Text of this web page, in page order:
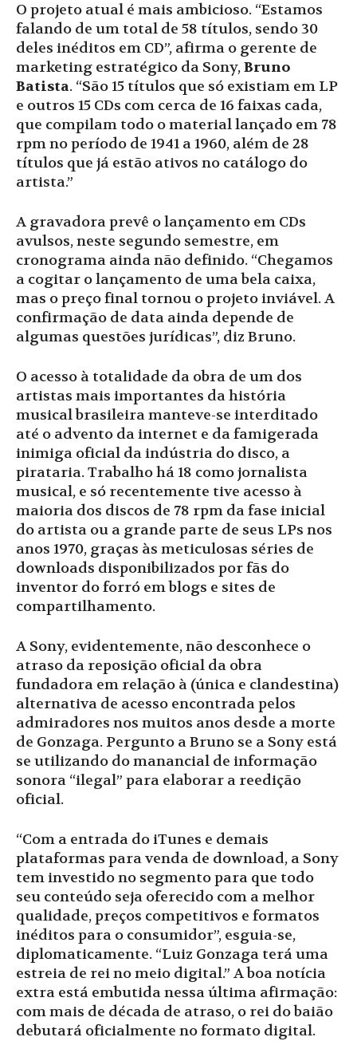
O projeto atual é mais ambicioso. “Estamos
falando de um total de 58 títulos, sendo 30
deles inéditos em CD”, afirma o gerente de
marketing estratégico da Sony,Bruno
Batista. “São 15 títulos que só existiam em LP
e outros 15 CDs com cerca de 16 faixas cada,
que compilam todo o material lançado em 78
rpm no período de 1941 a 1960, além de 28
títulos que já estão ativos no catálogo do
artista.”
A gravadora prevê o lançamento em CDs
avulsos, neste segundo semestre, em
cronograma ainda não definido. “Chegamos
a cogitar o lançamento de uma bela caixa,
mas o preço final tornou o projeto inviável. A
confirmação de data ainda depende de
algumas questões jurídicas”, diz Bruno.
O acesso à totalidade da obra de um dos
artistas mais importantes da história
musical brasileira manteve-se interditado
até o advento da internet e da famigerada
inimiga oficial da indústria do disco, a
pirataria. Trabalho há 18 como jornalista
musical, e só recentemente tive acesso à
maioria dos discos de 78 rpm da fase inicial
do artista ou a grande parte de seus LPs nos
anos 1970, graças às meticulosas séries de
downloads disponibilizados por fãs do
inventor do forró em blogs e sites de
compartilhamento.
A Sony, evidentemente, não desconhece o
atraso da reposição oficial da obra
fundadora em relação à (única e clandestina)
alternativa de acesso encontrada pelos
admiradores nos muitos anos desde a morte
de Gonzaga. Pergunto a Bruno se a Sony está
se utilizando do manancial de informação
sonora “ilegal” para elaborar a reedição
oficial.
“Com a entrada do iTunes e demais
plataformas para venda de download, a Sony
tem investido no segmento para que todo
seu conteúdo seja oferecido com a melhor
qualidade, preços competitivos e formatos
inéditos para o consumidor”, esguia-se,
diplomaticamente. “Luiz Gonzaga terá uma
estreia de rei no meio digital.” A boa notícia
extra está embutida nessa última afirmação:
com mais de década de atraso, o rei do baião
debutará oficialmente no formato digital.